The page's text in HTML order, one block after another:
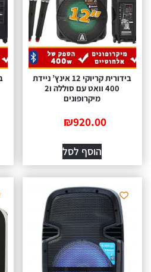
בידורית קריוקי 12 אינץ’ ניידת
400 וואט עם סוללה ו2
מיקרופונים
₪920.00
הוסף לסל